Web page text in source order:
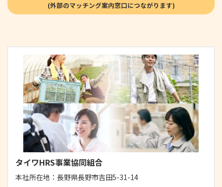
タイワHRS事業協同組合
本社所在地： 長野県長野市吉田5-31-14